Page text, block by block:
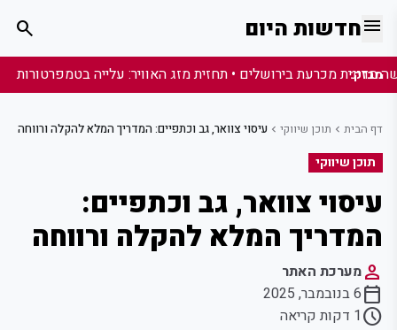
menuחדשות היום search
מבזק:
דף הבית chevron_left תוכן שיווקי chevron_left עיסוי צוואר, גב וכתפיים: המדריך המלא להקלה ורווחה
תוכן שיווקי
עיסוי צוואר, גב וכתפיים:
המדריך המלא להקלה ורווחה
personמערכת האתר
calendar_today6 בנובמבר, 2025
schedule1 דקות קריאה